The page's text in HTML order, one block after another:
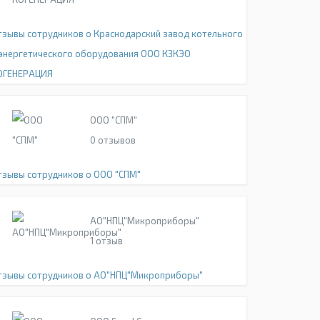
сотрудников о Краснодарский завод котельного
оборудования ООО КЗКЭО
ООО "СПМ"
0 отзывов
сотрудников о ООО "СПМ"
АО"НПЦ"Микроприборы"
1 отзыв
сотрудников о АО"НПЦ"Микроприборы"